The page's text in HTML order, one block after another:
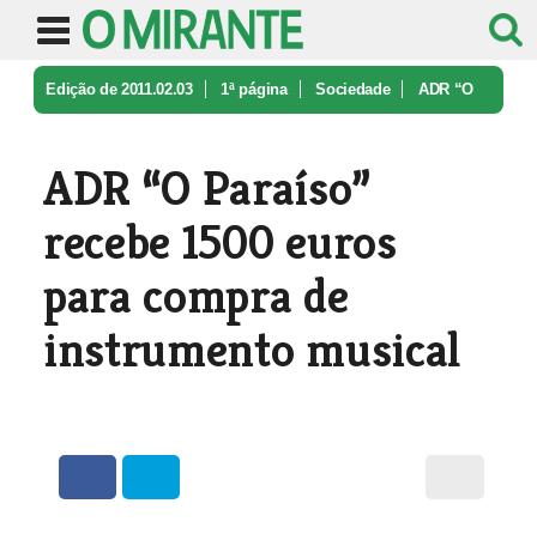
Edição de 2011.02.03 1ª página Sociedade ADR “O
ADR “O Paraíso”
recebe 1500 euros
para compra de
instrumento musical